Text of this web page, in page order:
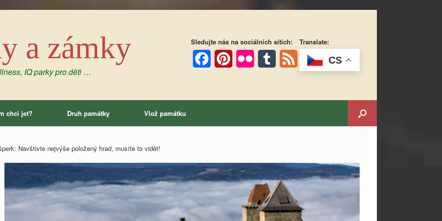
a zámky
IQ parky pro děti …
Sledujte nás na sociálních sítích: Translate:
CS
chci jet? Druh památky Vlož památku
Navštivte nejvýše položený hrad, musíte to vidět!